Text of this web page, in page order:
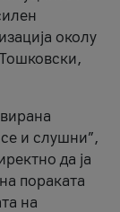
околу
и слушни”,
да ја
пораката
на